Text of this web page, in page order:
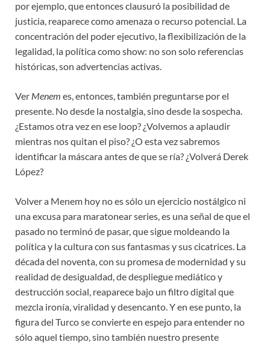
por ejemplo, que entonces clausuró la posibilidad de
justicia, reaparece como amenaza o recurso potencial. La
concentración del poder ejecutivo, la flexibilización de la
legalidad, la política como show: no son solo referencias
históricas, son advertencias activas.
Ver Menem es, entonces, también preguntarse por el
presente. No desde la nostalgia, sino desde la sospecha.
¿Estamos otra vez en ese loop? ¿Volvemos a aplaudir
mientras nos quitan el piso? ¿O esta vez sabremos
identificar la máscara antes de que se ría? ¿Volverá Derek
López?
Volver a Menem hoy no es sólo un ejercicio nostálgico ni
una excusa para maratonear series, es una señal de que el
pasado no terminó de pasar, que sigue moldeando la
política y la cultura con sus fantasmas y sus cicatrices. La
década del noventa, con su promesa de modernidad y su
realidad de desigualdad, de despliegue mediático y
destrucción social, reaparece bajo un filtro digital que
mezcla ironía, viralidad y desencanto. Y en ese punto, la
figura del Turco se convierte en espejo para entender no
sólo aquel tiempo, sino también nuestro presente